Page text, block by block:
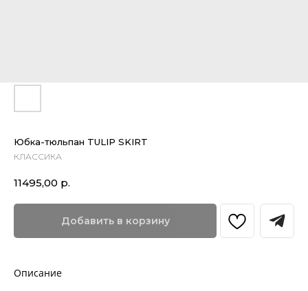
Юбка-тюльпан TULIP SKIRT
КЛАССИКА
11495,00 р.
Добавить в корзину
Описание